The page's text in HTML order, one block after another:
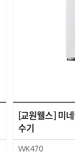
[교원웰스] 미
수기
WK470